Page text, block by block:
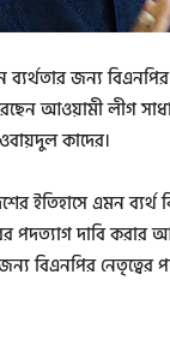
জন্য
আওয়ামী লীগ
কাদের।
ইতিহাসে এমন
পদত্যাগ দাবি
জন্য বিএনপির